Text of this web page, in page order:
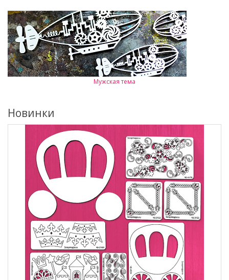
Мужская тема
Новинки